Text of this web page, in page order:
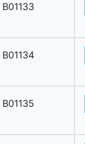
B01133
B01134
B01135